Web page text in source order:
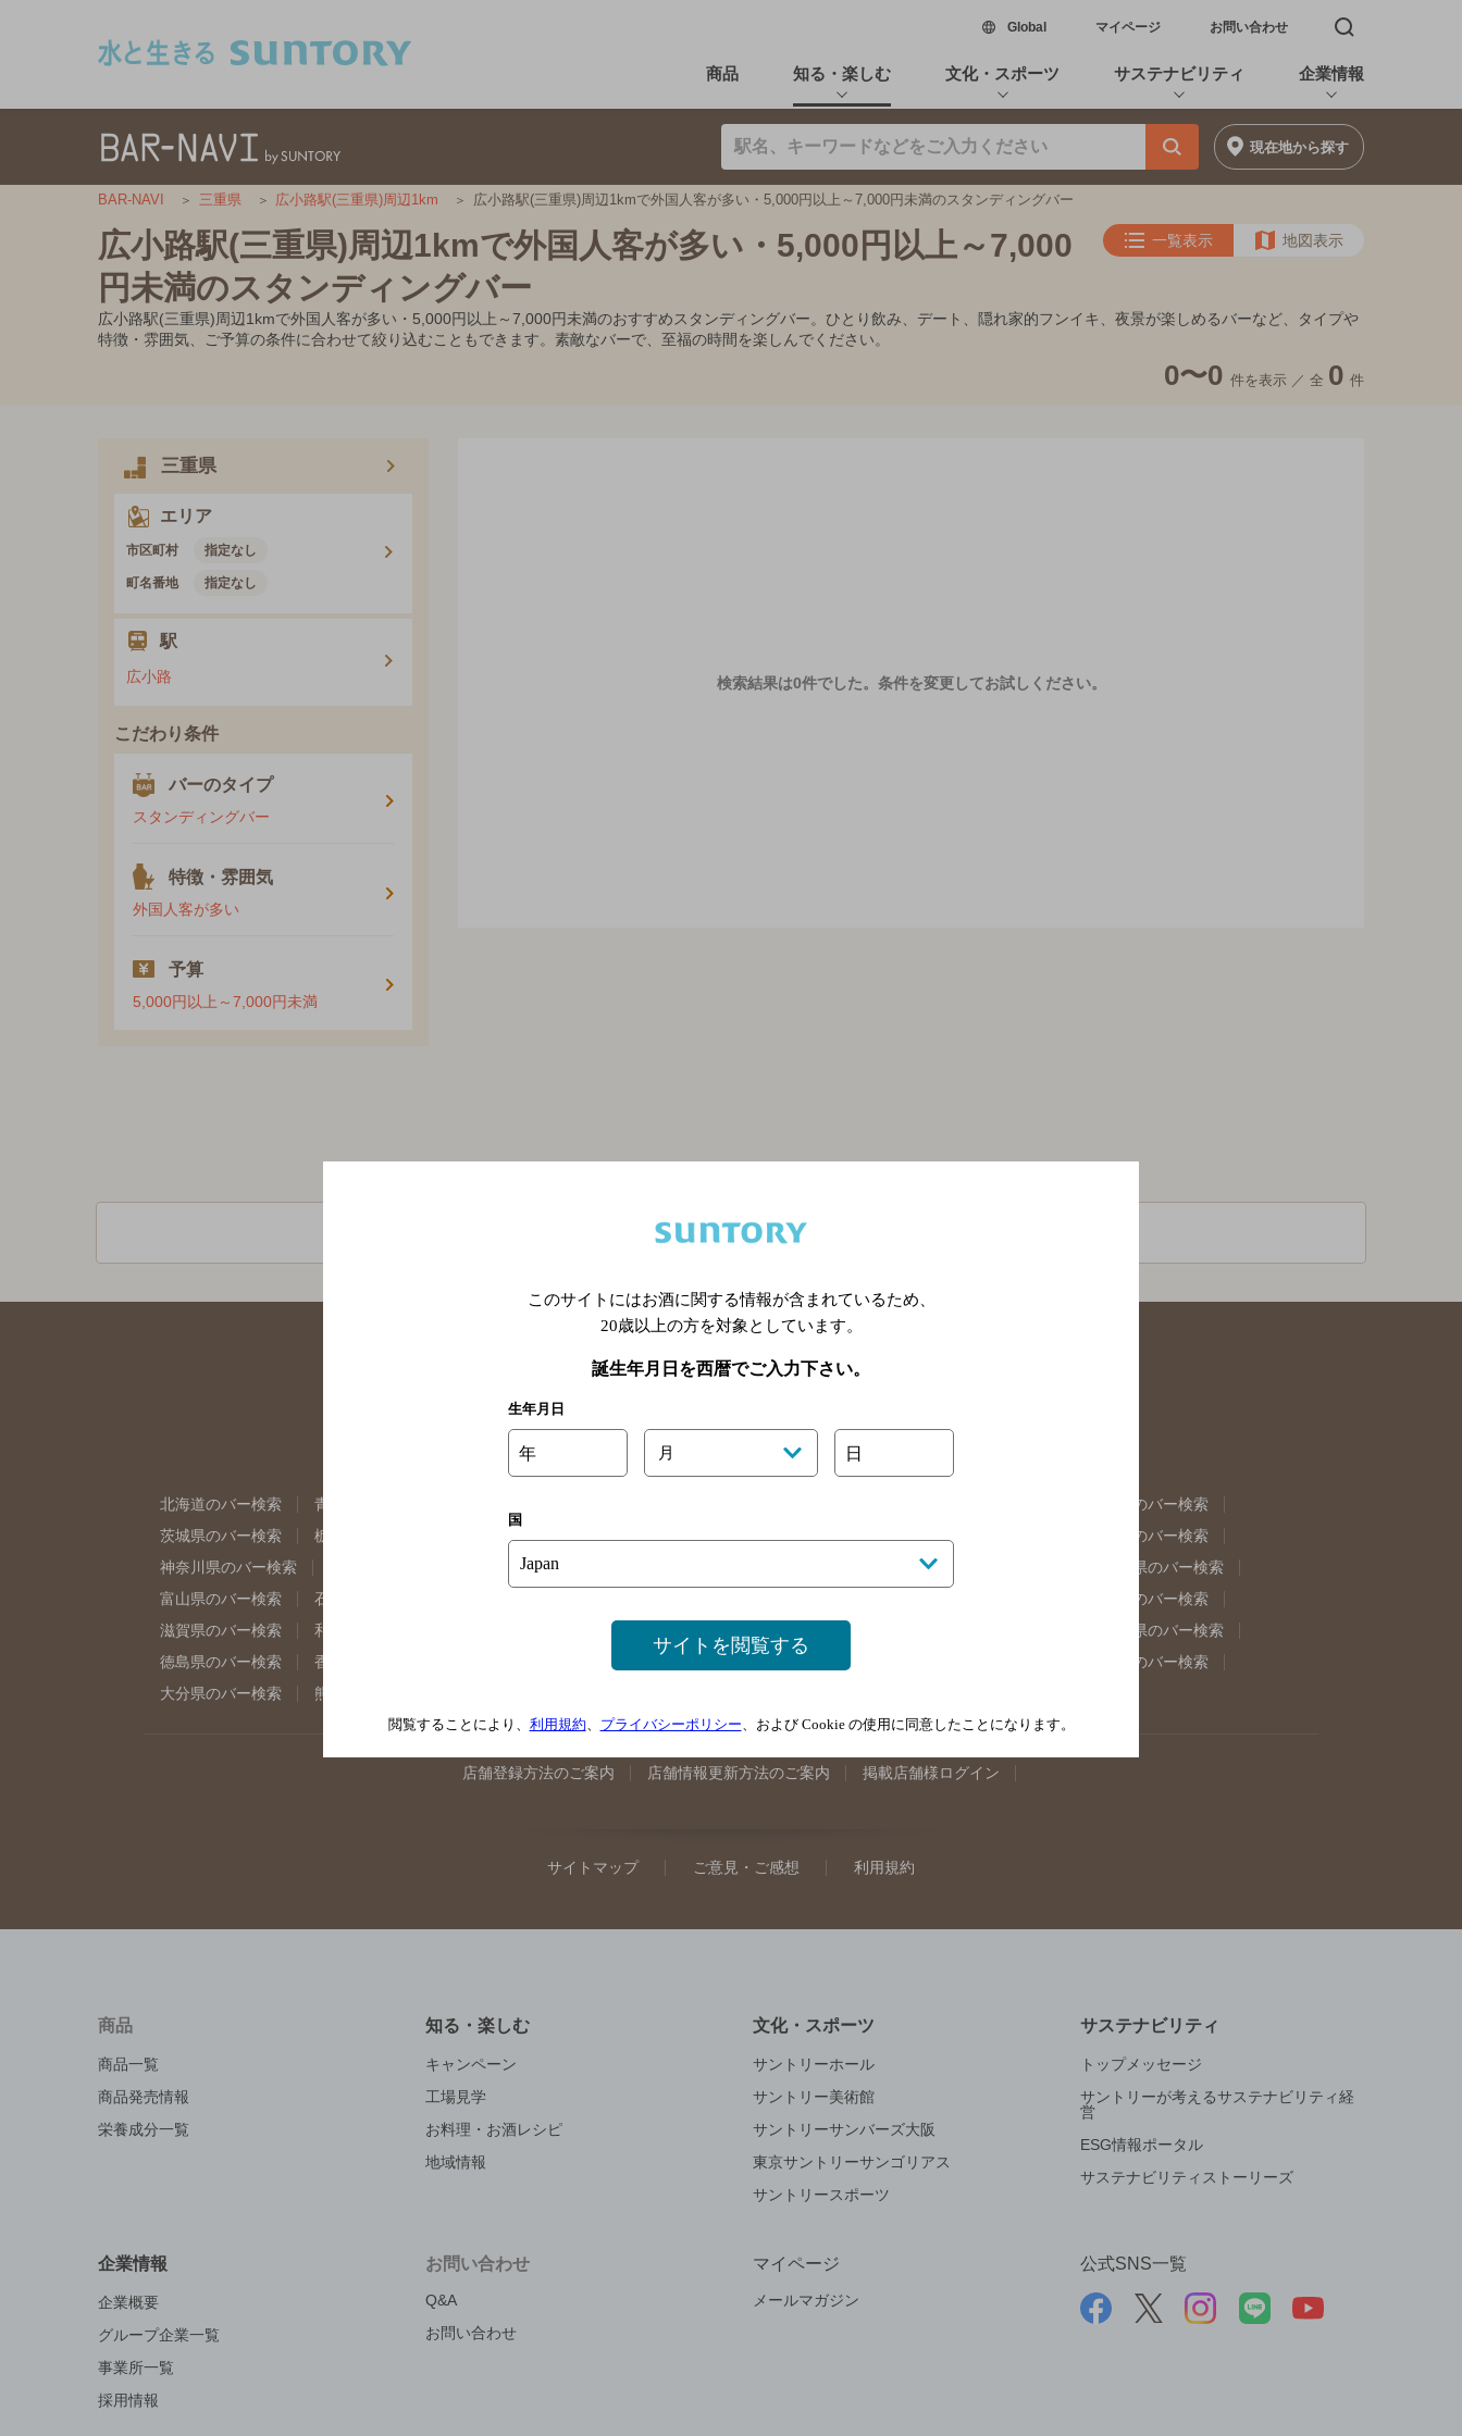
Global新しいウィンドウで開く
マイページ お問い合わせ 検索窓を開く
商品 知る・楽しむ 文化・スポーツ サステナビリティ 企業情報
現在地から探す
BAR-NAVI 三重県 広小路駅(三重県)周辺1km 広小路駅(三重県)周辺1kmで外国人客が多い・5,000円以上～7,000円未満のスタンディングバー
広小路駅(三重県)周辺1kmで外国人客が多い・5,000円以上～7,000
円未満のスタンディングバー
一覧表示 地図表示
広小路駅(三重県)周辺1kmで外国人客が多い・5,000円以上～7,000円未満のおすすめスタンディングバー。ひとり飲み、デート、隠れ家的フンイキ、夜景が楽しめるバーなど、タイプや
特徴・雰囲気、ご予算の条件に合わせて絞り込むこともできます。素敵なバーで、至福の時間を楽しんでください。
0〜0 件を表示 ／ 全 0 件
三重県
エリア
市区町村 指定なし
町名番地 指定なし
駅
広小路
こだわり条件
バーのタイプ
スタンディングバー
特徴・雰囲気
外国人客が多い
予算
5,000円以上～7,000円未満
検索結果は0件でした。 条件を変更してお試しください。
関連ページ
北海道のバー検索 青森県のバー検索
福島県のバー検索
茨城県のバー検索
栃木県のバー検索
東京都のバー検索
神奈川県のバー検索
埼玉県のバー検索
岐阜県のバー検索
富山県のバー検索
石川県のバー検索
奈良県のバー検索
滋賀県のバー検索
和歌山県のバー検索 山口県のバー検索
島根県のバー検索
徳島県のバー検索
香川県のバー検索
佐賀県のバー検索
大分県のバー検索
熊本県のバー検索
店舗登録方法のご案内 店舗情報更新方法のご案内 掲載店舗様ログイン
サイトマップ ご意見・ご感想 利用規約
商品
商品一覧
商品発売情報
栄養成分一覧
知る・楽しむ
キャンペーン
工場見学
お料理・お酒レシピ
地域情報
文化・スポーツ
サントリーホール
サントリー美術館
サントリーサンバーズ大阪
東京サントリーサンゴリアス
サントリースポーツ
サステナビリティ
トップメッセージ
サントリーが考えるサステナビリティ経
営
ESG情報ポータル
サステナビリティストーリーズ
企業情報
企業概要
グループ企業一覧
事業所一覧
採用情報
お問い合わせ
Q&A
お問い合わせ
マイページ
メールマガジン
公式SNS一覧
このサイトにはお酒に関する情報が含まれているため、
20歳以上の方を対象としています。
誕生年月日を西暦でご入力下さい。
生年月日
年 月 日
国
サイトを閲覧する
閲覧することにより、 利用規約、 プライバシーポリシー、および Cookie の使用に同意したことになります。